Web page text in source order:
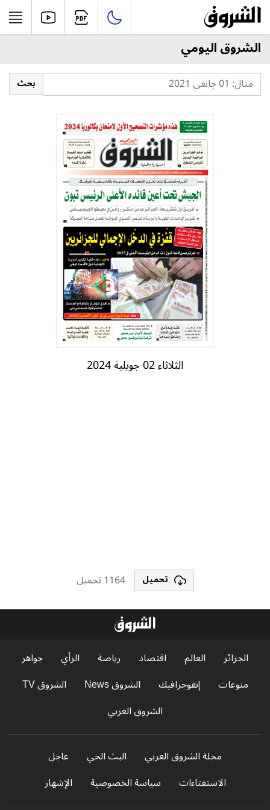
الشروق اليومي
الثلاثاء 02 جويلية 2024
تحميل 1164 تحميل
الجزائر العالم اقتصاد رياضة الرأي
جواهر
منوعات
إنفوجرافيك الشروق News
الشروق TV
الشروق العربي
مجلة الشروق العربي البث الحي
عاجل
الاستفتاءات
سياسة الخصوصية الإشهار